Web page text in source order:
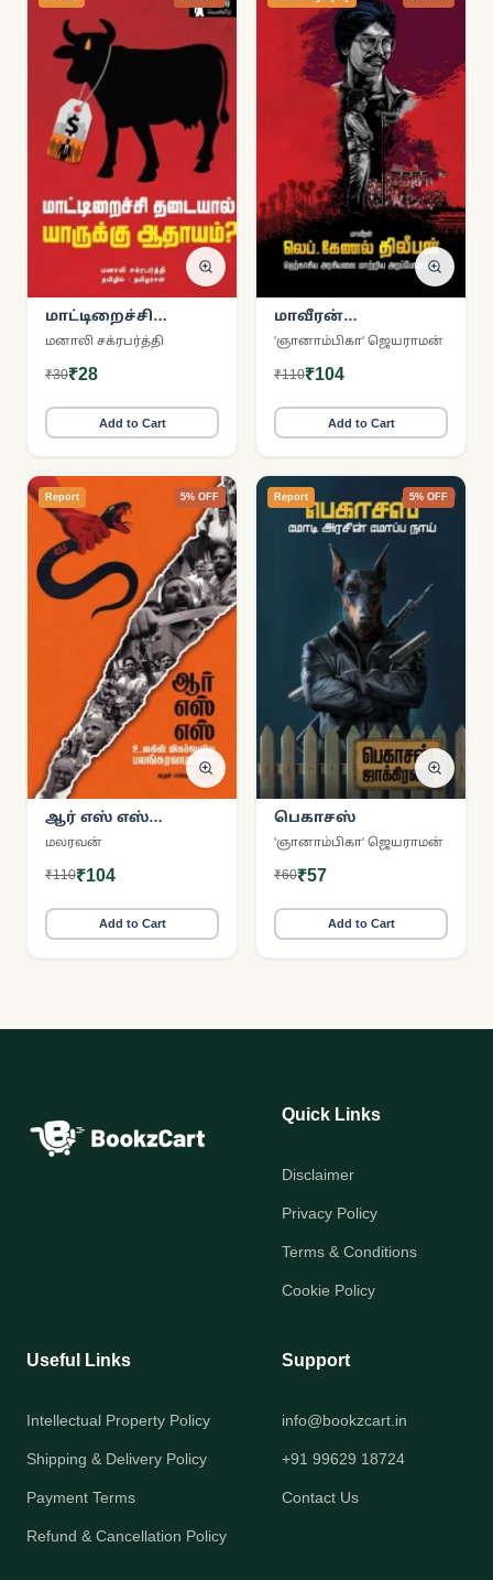
மாட்டிறைச்சி
தடையால் யாருக்கு
மனாலி சக்ரபர்த்தி
₹30₹28
Add to Cart
மாவீரன்
லெப்.கேணல்
'ஞானாம்பிகா' ஜெயராமன்
₹110₹104
Add to Cart
Report 5% OFF
ஆர் எஸ் எஸ்
உலகின் மிகப்பெரிய
மலரவன்
₹110₹104
Add to Cart
Report 5% OFF
பெகாசஸ்
'ஞானாம்பிகா' ஜெயராமன்
₹60₹57
Add to Cart
Quick Links
Disclaimer
Privacy Policy
Terms & Conditions
Cookie Policy
Useful Links
Intellectual Property Policy
Shipping & Delivery Policy
Payment Terms
Refund & Cancellation Policy
Support
info@bookzcart.in
+91 99629 18724
Contact Us